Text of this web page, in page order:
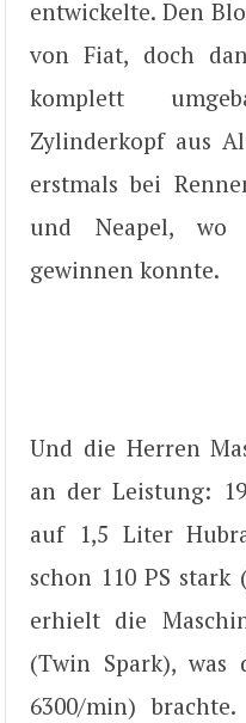
entwickelte. Den
von Fiat, doch
komplett
Zylinderkopf aus
erstmals bei
und Neapel,
gewinnen konnte.
Und die Herren
an der Leistung:
auf 1,5 Liter
schon 110 PS stark
erhielt die
(Twin Spark), was
6300/min)